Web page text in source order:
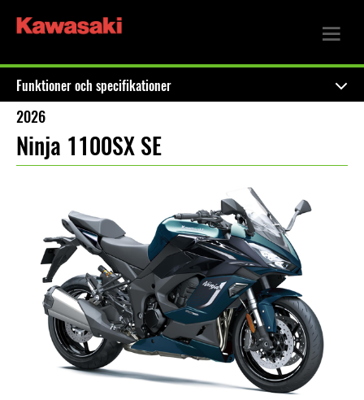
Funktioner och specifikationer
2026
Ninja 1100SX SE